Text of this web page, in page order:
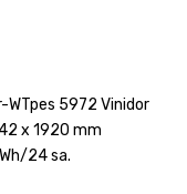
WTpes 5972 Vinidor
x 1920 mm
24 sa.